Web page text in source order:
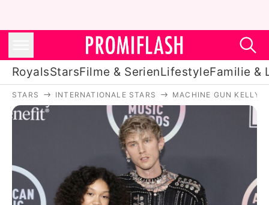
RoyalsStarsFilme & SerienLifestyleFamilie &
Royals
Stars
Filme & Serien
Lifestyle
STARS INTERNATIONALE STARS MACHINE GUN KELLY